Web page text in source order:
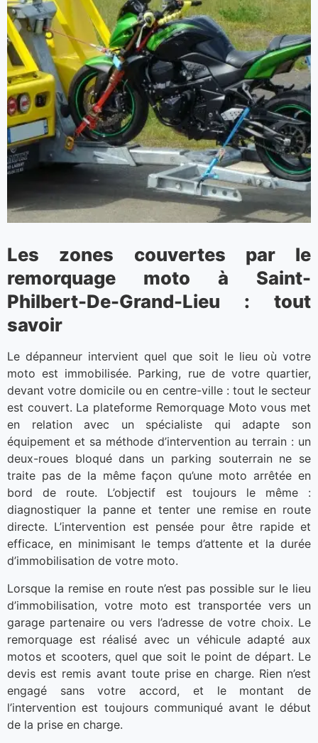
Les zones couvertes par le
remorquage moto à Saint-
Philbert-De-Grand-Lieu : tout
savoir
Le dépanneur intervient quel que soit le lieu où votre
moto est immobilisée. Parking, rue de votre quartier,
devant votre domicile ou en centre-ville : tout le secteur
est couvert. La plateforme Remorquage Moto vous met
en relation avec un spécialiste qui adapte son
équipement et sa méthode d’intervention au terrain : un
deux-roues bloqué dans un parking souterrain ne se
traite pas de la même façon qu’une moto arrêtée en
bord de route. L’objectif est toujours le même :
diagnostiquer la panne et tenter une remise en route
directe. L’intervention est pensée pour être rapide et
efficace, en minimisant le temps d’attente et la durée
d’immobilisation de votre moto.
Lorsque la remise en route n’est pas possible sur le lieu
d’immobilisation, votre moto est transportée vers un
garage partenaire ou vers l’adresse de votre choix. Le
remorquage est réalisé avec un véhicule adapté aux
motos et scooters, quel que soit le point de départ. Le
devis est remis avant toute prise en charge. Rien n’est
engagé sans votre accord, et le montant de
l’intervention est toujours communiqué avant le début
de la prise en charge.